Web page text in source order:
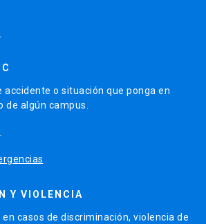
accidente o situación que ponga en
de algún campus.
Y VIOLENCIA
casos de discriminación, violencia de